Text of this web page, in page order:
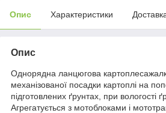
Опис Характеристики
Опис
Однорядна ланцюгова
механізованої посадки картоплі на
підготовлених ґрунтах, при вологості
Агрегатується з мотоблоками і